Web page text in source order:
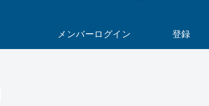
メンバーログイン 登録